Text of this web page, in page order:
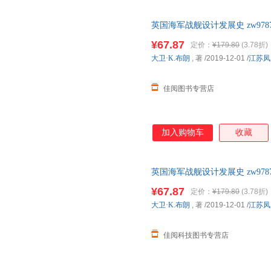
英国海军战舰设计发展史
¥67.87 定价： ¥179.80 (3.78折)
佳阅图书专营店
大卫·K.布朗 , 著 /2019-12-01 /江苏
加入购物车 收藏
英国海军战舰设计发展史
¥67.87 定价： ¥179.80 (3.78折)
佳阅科技图书专营店
大卫·K.布朗 , 著 /2019-12-01 /江苏